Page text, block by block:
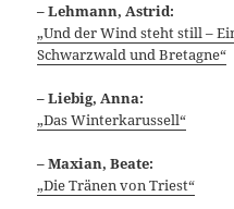
– Lehmann, Astrid:
„Und der Wind steht still –
Schwarzwald und Bretagne“
– Liebig, Anna:
„Das Winterkarussell“
– Maxian, Beate:
„Die Tränen von Triest“